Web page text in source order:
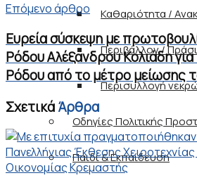
Καθαριότητα /
Περιβάλλον /
Περισυλλογή
Οδηγίες Πολιτικής
Παιδί & Εκπαίδευση
Επόμενο άρθρο
Ευρεία σύσκεψη με
Ρόδου Αλέξανδρου Κολιάδη
Ρόδου από το μέτρο μείωσης
ΣχετικάΆρθρα